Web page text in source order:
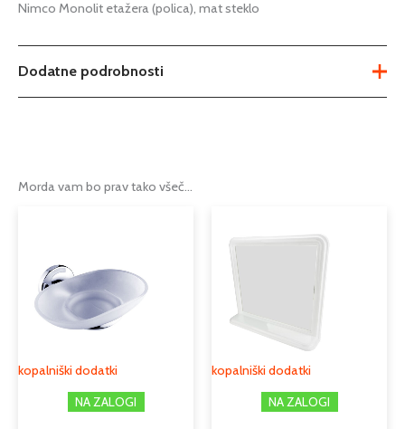
Nimco Monolit etažera (polica), mat steklo
Dodatne podrobnosti
kopalniški dodatki
Podkategorija3
Morda vam bo prav tako všeč…
kopalniški dodatki
NA ZALOGI
kopalniški dodatki
NA ZALOGI